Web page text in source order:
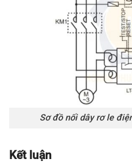
Sơ đồ nối dây rơ le
Kết luận